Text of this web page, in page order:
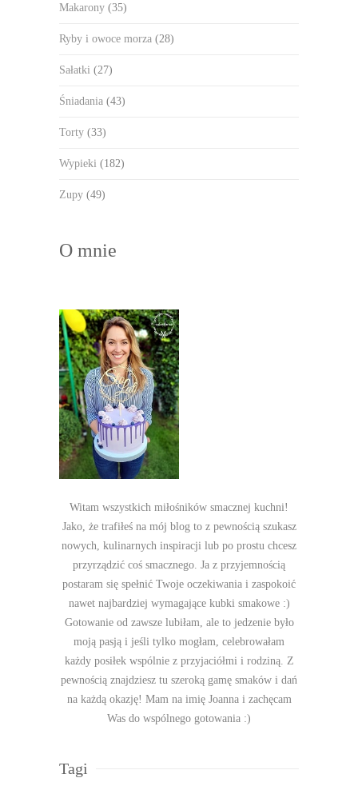
Makarony (35)
Ryby i owoce morza (28)
Sałatki (27)
Śniadania (43)
Torty (33)
Wypieki (182)
Zupy (49)
O mnie
Witam wszystkich miłośników smacznej kuchni!
Jako, że trafiłeś na mój blog to z pewnością szukasz
nowych, kulinarnych inspiracji lub po prostu chcesz
przyrządzić coś smacznego. Ja z przyjemnością
postaram się spełnić Twoje oczekiwania i zaspokoić
nawet najbardziej wymagające kubki smakowe :)
Gotowanie od zawsze lubiłam, ale to jedzenie było
moją pasją i jeśli tylko mogłam, celebrowałam
każdy posiłek wspólnie z przyjaciółmi i rodziną. Z
pewnością znajdziesz tu szeroką gamę smaków i dań
na każdą okazję! Mam na imię Joanna i zachęcam
Was do wspólnego gotowania :)
Tagi